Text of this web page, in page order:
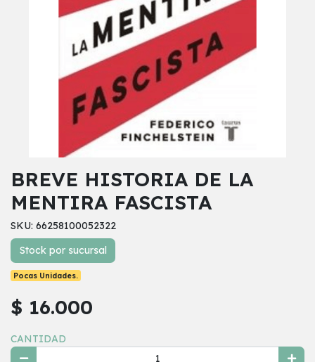
BREVE HISTORIA DE LA
MENTIRA FASCISTA
SKU: 66258100052322
Stock por sucursal
Pocas Unidades.
$ 16.000
CANTIDAD